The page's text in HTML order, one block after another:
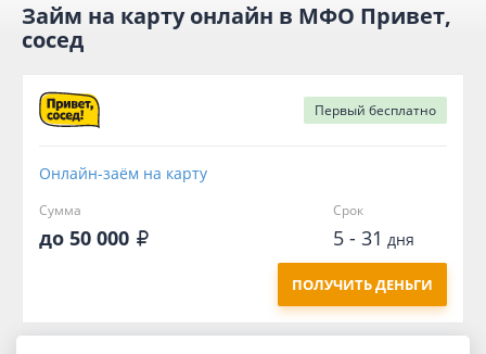
Займ на карту онлайн в МФО Привет,
сосед
Первый бесплатно
Онлайн-заём на карту
Сумма
до 50 000
Срок
5 - 31 дня
ПОЛУЧИТЬ ДЕНЬГИ